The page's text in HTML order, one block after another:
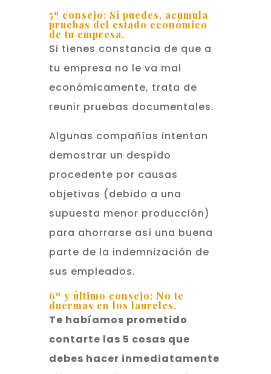
5º consejo: Si puedes, acumula
pruebas del estado económico
de tu empresa.
Si tienes constancia de que a
tu empresa no le va mal
económicamente, trata de
reunir pruebas documentales.
Algunas compañías intentan
demostrar un despido
procedente por causas
objetivas (debido a una
supuesta menor producción)
para ahorrarse así una buena
parte de la indemnización de
sus empleados.
6º y último consejo: No te
duermas en los laureles.
Te habíamos prometido
contarte las 5 cosas que
debes hacer inmediatamente